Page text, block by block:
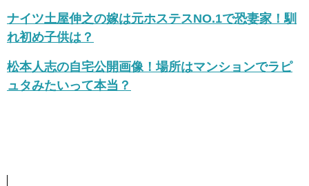
ナイツ土屋伸之の嫁は元ホステスNO.1で恐妻家！馴
れ初め子供は？
松本人志の自宅公開画像！場所はマンションでラピ
ュタみたいって本当？